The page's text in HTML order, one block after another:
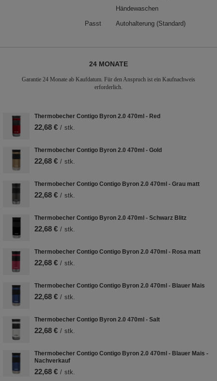
Händewaschen
Passt Autohalterung (Standard)
24 MONATE
Garantie 24 Monate ab Kaufdatum. Für den Anspruch ist ein Kaufnachweis
erforderlich.
Thermobecher Contigo Byron 2.0 470ml - Red
22,68 € / stk.
Thermobecher Contigo Byron 2.0 470ml - Gold
22,68 € / stk.
Thermobecher Contigo Contigo Byron 2.0 470ml - Grau matt
22,68 € / stk.
Thermobecher Contigo Byron 2.0 470ml - Schwarz Blitz
22,68 € / stk.
Thermobecher Contigo Contigo Byron 2.0 470ml - Rosa matt
22,68 € / stk.
Thermobecher Contigo Contigo Byron 2.0 470ml - Blauer Mais
22,68 € / stk.
Thermobecher Contigo Byron 2.0 470ml - Salt
22,68 € / stk.
Thermobecher Contigo Contigo Byron 2.0 470ml - Blauer Mais -
Nachverkauf
22,68 € / stk.